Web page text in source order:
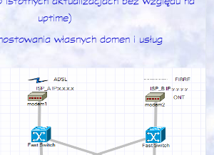
uptime)
własnych domen i usług